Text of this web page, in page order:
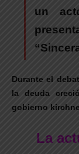
un
Durante el
la deuda
gobierno
La